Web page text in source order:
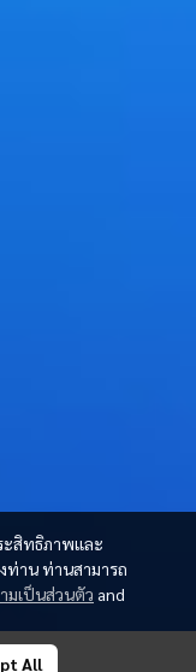
ะสิทธิภาพและ
ท่าน ท่านสามารถ
มเป็นส่วนตัว and
All